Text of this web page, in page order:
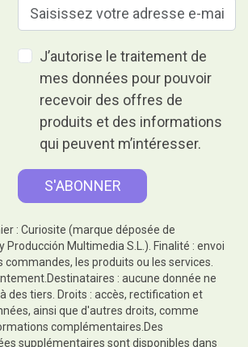
J’autorise le traitement de
mes données pour pouvoir
recevoir des offres de
produits et des informations
qui peuvent m’intéresser.
: Curiosite (marque déposée de
Producción Multimedia S.L.). Finalité : envoi
les produits ou les services.
: aucune donnée ne
des tiers. Droits : accès, rectification et
ainsi que d'autres droits, comme
complémentaires.Des
supplémentaires sont disponibles dans